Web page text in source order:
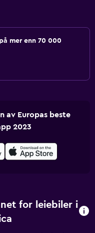
mer enn 70 000
av Europas beste
2023
for leiebiler i